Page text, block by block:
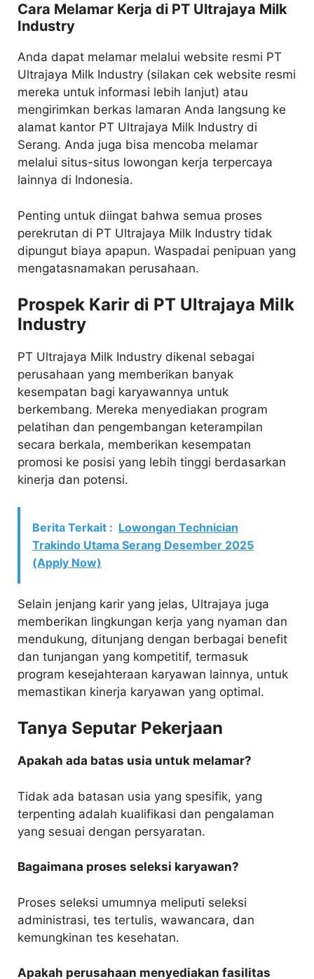
Cara Melamar Kerja di PT Ultrajaya Milk
Industry
Anda dapat melamar melalui website resmi PT
Ultrajaya Milk Industry (silakan cek website resmi
mereka untuk informasi lebih lanjut) atau
mengirimkan berkas lamaran Anda langsung ke
alamat kantor PT Ultrajaya Milk Industry di
Serang. Anda juga bisa mencoba melamar
melalui situs-situs lowongan kerja terpercaya
lainnya di Indonesia.
Penting untuk diingat bahwa semua proses
perekrutan di PT Ultrajaya Milk Industry tidak
dipungut biaya apapun. Waspadai penipuan yang
mengatasnamakan perusahaan.
Prospek Karir di PT Ultrajaya Milk
Industry
PT Ultrajaya Milk Industry dikenal sebagai
perusahaan yang memberikan banyak
kesempatan bagi karyawannya untuk
berkembang. Mereka menyediakan program
pelatihan dan pengembangan keterampilan
secara berkala, memberikan kesempatan
promosi ke posisi yang lebih tinggi berdasarkan
kinerja dan potensi.
Berita Terkait : Lowongan Technician
Trakindo Utama Serang Desember 2025
(Apply Now)
Selain jenjang karir yang jelas, Ultrajaya juga
memberikan lingkungan kerja yang nyaman dan
mendukung, ditunjang dengan berbagai benefit
dan tunjangan yang kompetitif, termasuk
program kesejahteraan karyawan lainnya, untuk
memastikan kinerja karyawan yang optimal.
Tanya Seputar Pekerjaan
Apakah ada batas usia untuk melamar?
Tidak ada batasan usia yang spesifik, yang
terpenting adalah kualifikasi dan pengalaman
yang sesuai dengan persyaratan.
Bagaimana proses seleksi karyawan?
Proses seleksi umumnya meliputi seleksi
administrasi, tes tertulis, wawancara, dan
kemungkinan tes kesehatan.
Apakah perusahaan menyediakan fasilitas